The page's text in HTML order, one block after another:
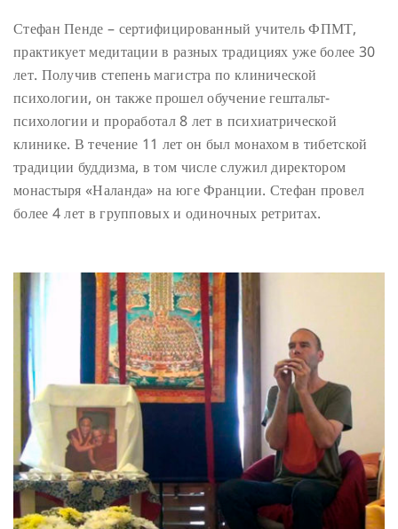
Стефан Пенде – сертифицированный учитель ФПМТ,
практикует медитации в разных традициях уже более 30
лет. Получив степень магистра по клинической
психологии, он также прошел обучение гештальт-
психологии и проработал 8 лет в психиатрической
клинике. В течение 11 лет он был монахом в тибетской
традиции буддизма, в том числе служил директором
монастыря «Наланда» на юге Франции. Стефан провел
более 4 лет в групповых и одиночных ретритах.